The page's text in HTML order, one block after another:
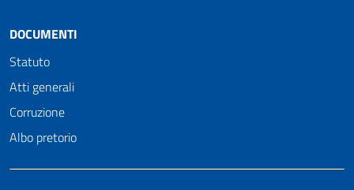
DOCUMENTI
Statuto
Atti generali
Corruzione
Albo pretorio